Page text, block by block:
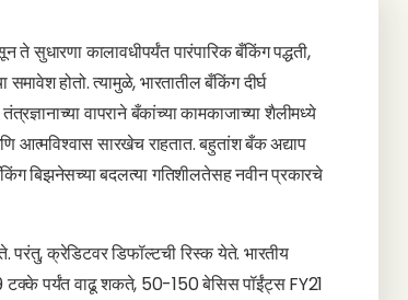
ते सुधारणा कालावधीपर्यंत पारंपारिक बँकिंग पद्धती,
होतो. त्यामुळे, भारतातील बँकिंग दीर्घ
वापराने बँकांच्या कामकाजाच्या शैलीमध्ये
सारखेच राहतात. बहुतांश बँक अद्याप
बिझनेसच्या बदलत्या गतिशीलतेसह नवीन प्रकारचे
परंतु, क्रेडिटवर डिफॉल्टची रिस्क येते. भारतीय
पर्यंत वाढू शकते, 50-150 बेसिस पॉईंट्स FY21